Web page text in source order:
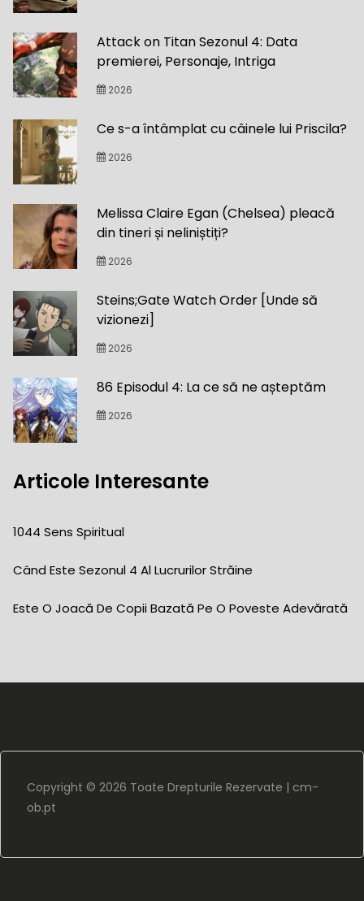
Attack on Titan Sezonul 4: Data
premierei, Personaje, Intriga
2026
Ce s-a întâmplat cu câinele lui Priscila?
2026
Melissa Claire Egan (Chelsea) pleacă
din tineri și neliniștiți?
2026
Steins;Gate Watch Order [Unde să
vizionezi]
2026
86 Episodul 4: La ce să ne așteptăm
2026
Articole Interesante
1044 Sens Spiritual
Când Este Sezonul 4 Al Lucrurilor Străine
Este O Joacă De Copii Bazată Pe O Poveste Adevărată
Copyright © 2026 Toate Drepturile Rezervate | cm-
ob.pt